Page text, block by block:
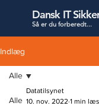
Dansk IT
Så er du forberedt...
Indlæg
Alle
Alle
Datatilsynet
10. nov. 2022 1 min